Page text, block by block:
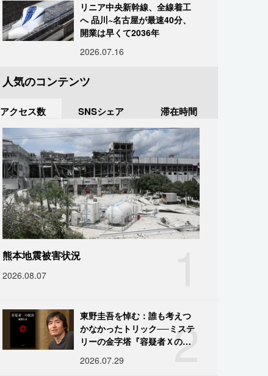
リニア中央新幹線、全線着工
へ 品川~名古屋が最速40分、
開業は早くて2036年
2026.07.16
人気のコンテンツ
アクセス数 SNSシェア 滞在時間
熊本地震被害状況
2026.08.07
2
東野圭吾を悼む：誰も考えつ
かなかったトリック──ミステ
リーの金字塔『容疑者Ｘの献
2026.07.29